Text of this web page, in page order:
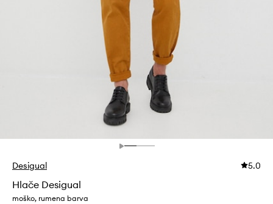
Desigual 5.0
Hlače Desigual
moško, rumena barva